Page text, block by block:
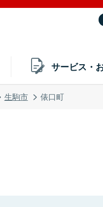
サービス・
生駒市 俵口町